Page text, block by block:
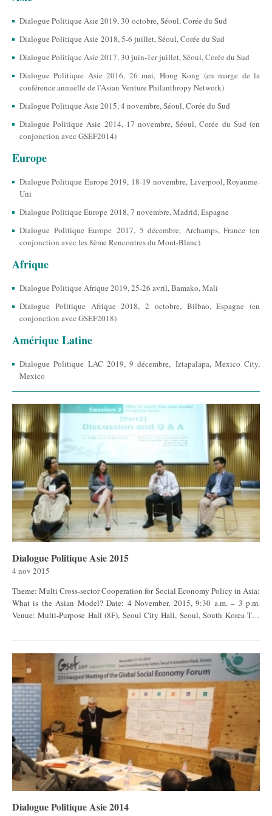
Dialogue Politique Asie 2019, 30 octobre, Séoul, Corée du Sud
Dialogue Politique Asie 2018, 5-6 juillet, Séoul, Corée du Sud
Dialogue Politique Asie 2017, 30 juin-1er juillet, Séoul, Corée du Sud
Dialogue Politique Asie 2016, 26 mai, Hong Kong (en marge de la
conférence annuelle de l'Asian Venture Philanthropy Network)
Dialogue Politique Asie 2015, 4 novembre, Séoul, Corée du Sud
Dialogue Politique Asie 2014, 17 novembre, Séoul, Corée du Sud (en
conjonction avec GSEF2014)
Europe
Dialogue Politique Europe 2019, 18-19 novembre, Liverpool, Royaume-
Uni
Dialogue Politique Europe 2018, 7 novembre, Madrid, Espagne
Dialogue Politique Europe 2017, 5 décembre, Archamps, France (en
conjonction avec les 8ème Rencontres du Mont-Blanc)
Afrique
Dialogue Politique Afrique 2019, 25-26 avril, Bamako, Mali
Dialogue Politique Afrique 2018, 2 octobre, Bilbao, Espagne (en
conjonction avec GSEF2018)
Amérique Latine
Dialogue Politique LAC 2019, 9 décembre, Iztapalapa, Mexico City,
Mexico
Dialogue Politique Asie 2015
4 nov 2015
Theme: Multi Cross-sector Cooperation for Social Economy Policy in Asia:
What is the Asian Model? Date: 4 November, 2015, 9:30 a.m. – 3 p.m.
Venue: Multi-Purpose Hall (8F), Seoul City Hall, Seoul, South Korea The
intermediary organizations from Asia countries) Host: Global Social
Economy Forum (GSEF) Organiser: Seoul Social Economy Support Center,
C. Supporting Network: Asia Venture Philanthropy Network, National
Association of Local Governments for Social and Solidarity Economy
Dialogue Politique Asie 2014